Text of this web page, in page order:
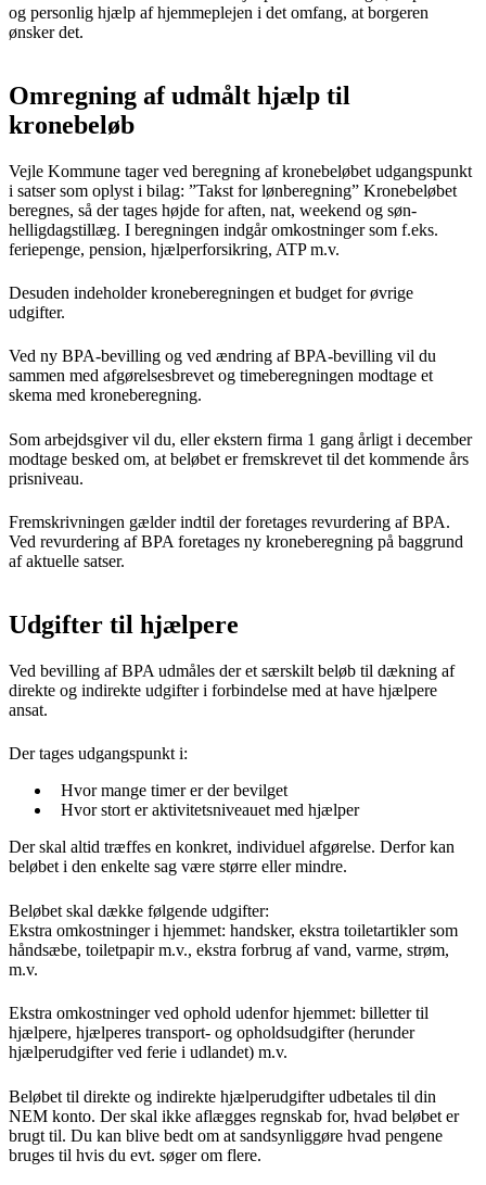
og personlig hjælp af hjemmeplejen i det omfang, at borgeren
ønsker det.
Omregning af udmålt hjælp til
kronebeløb
Vejle Kommune tager ved beregning af kronebeløbet udgangspunkt
i satser som oplyst i bilag: ”Takst for lønberegning” Kronebeløbet
beregnes, så der tages højde for aften, nat, weekend og søn-
helligdagstillæg. I beregningen indgår omkostninger som f.eks.
feriepenge, pension, hjælperforsikring, ATP m.v.
Desuden indeholder kroneberegningen et budget for øvrige
udgifter.
Ved ny BPA-bevilling og ved ændring af BPA-bevilling vil du
sammen med afgørelsesbrevet og timeberegningen modtage et
skema med kroneberegning.
Som arbejdsgiver vil du, eller ekstern firma 1 gang årligt i december
modtage besked om, at beløbet er fremskrevet til det kommende års
prisniveau.
Fremskrivningen gælder indtil der foretages revurdering af BPA.
Ved revurdering af BPA foretages ny kroneberegning på baggrund
af aktuelle satser.
Udgifter til hjælpere
Ved bevilling af BPA udmåles der et særskilt beløb til dækning af
direkte og indirekte udgifter i forbindelse med at have hjælpere
ansat.
Der tages udgangspunkt i:
Hvor mange timer er der bevilget
Hvor stort er aktivitetsniveauet med hjælper
Der skal altid træffes en konkret, individuel afgørelse. Derfor kan
beløbet i den enkelte sag være større eller mindre.
Beløbet skal dække følgende udgifter:
Ekstra omkostninger i hjemmet: handsker, ekstra toiletartikler som
håndsæbe, toiletpapir m.v., ekstra forbrug af vand, varme, strøm,
m.v.
Ekstra omkostninger ved ophold udenfor hjemmet: billetter til
hjælpere, hjælperes transport- og opholdsudgifter (herunder
hjælperudgifter ved ferie i udlandet) m.v.
Beløbet til direkte og indirekte hjælperudgifter udbetales til din
NEM konto. Der skal ikke aflægges regnskab for, hvad beløbet er
brugt til. Du kan blive bedt om at sandsynliggøre hvad pengene
bruges til hvis du evt. søger om flere.